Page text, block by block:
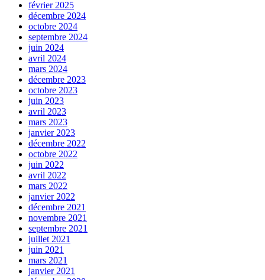
février 2025
décembre 2024
octobre 2024
septembre 2024
juin 2024
avril 2024
mars 2024
décembre 2023
octobre 2023
juin 2023
avril 2023
mars 2023
janvier 2023
décembre 2022
octobre 2022
juin 2022
avril 2022
mars 2022
janvier 2022
décembre 2021
novembre 2021
septembre 2021
juillet 2021
juin 2021
mars 2021
janvier 2021